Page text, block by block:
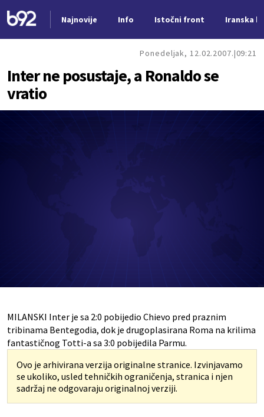
Najnovije Info Istočni front Iranska
Ponedeljak, 12.02.2007. 09:21
Inter ne posustaje, a Ronaldo se
vratio
MILANSKI Inter je sa 2:0 pobijedio Chievo pred praznim
tribinama Bentegodia, dok je drugoplasirana Roma na krilima
fantastičnog Totti-a sa 3:0 pobijedila Parmu.
Ovo je arhivirana verzija originalne stranice. Izvinjavamo
se ukoliko, usled tehničkih ograničenja, stranica i njen
sadržaj ne odgovaraju originalnoj verziji.